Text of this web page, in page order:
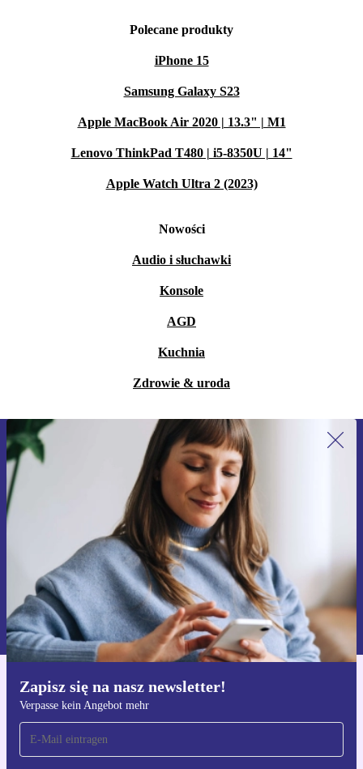
Polecane produkty
iPhone 15
Samsung Galaxy S23
Apple MacBook Air 2020 | 13.3" | M1
Lenovo ThinkPad T480 | i5-8350U | 14"
Apple Watch Ultra 2 (2023)
Nowości
Audio i słuchawki
Konsole
AGD
Kuchnia
Zdrowie & uroda
Zapisz się na nasz newsletter!
Verpasse kein Angebot mehr
Zapisz się na nasz newsletter!
Nie przegap żadnej oferty.
Zarejestruj się
Informacje na temat używania danych osobowych znajdują się w
naszej
Polityce prywatności
Pobierz aplikację refurbed
Dla iOS i Android